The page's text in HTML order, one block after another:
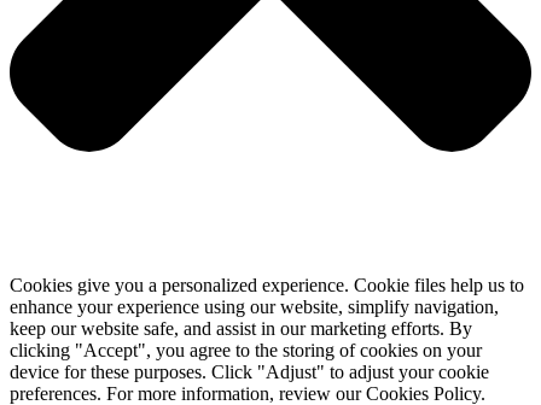
Cookies give you a personalized experience. Cookie files help us to
enhance your experience using our website, simplify navigation,
keep our website safe, and assist in our marketing efforts. By
clicking "Accept", you agree to the storing of cookies on your
device for these purposes. Click "Adjust" to adjust your cookie
preferences. For more information, review our Cookies Policy.